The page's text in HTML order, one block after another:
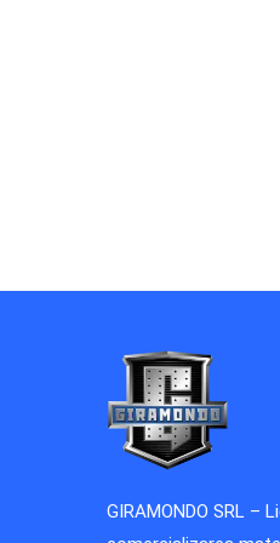
GIRAMONDO SRL –